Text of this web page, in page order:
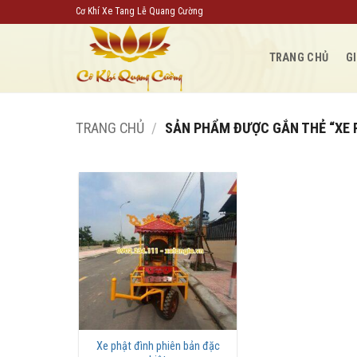
qua
Cơ Khí Xe Tang Lễ Quang Cường
TRANG CHỦ
TRANG CHỦ / SẢN PHẨM ĐƯỢC GẮN THẺ
Xe phật đình phiên bản đặc